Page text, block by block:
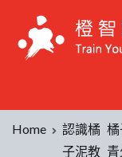
Home
認識橘
子泥教